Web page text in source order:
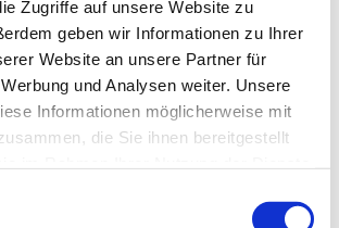
Zugriffe auf unsere Website zu
geben wir Informationen zu Ihrer
Website an unsere Partner für
und Analysen weiter. Unsere
Informationen möglicherweise mit
die Sie ihnen bereitgestellt
verantwortungsbewusstes
ein wertschätzender Umgang mit
und Kolleg:innen
Oberarzt für Kardiologie (m/w/d)
und Behandlung der Patient:innen im